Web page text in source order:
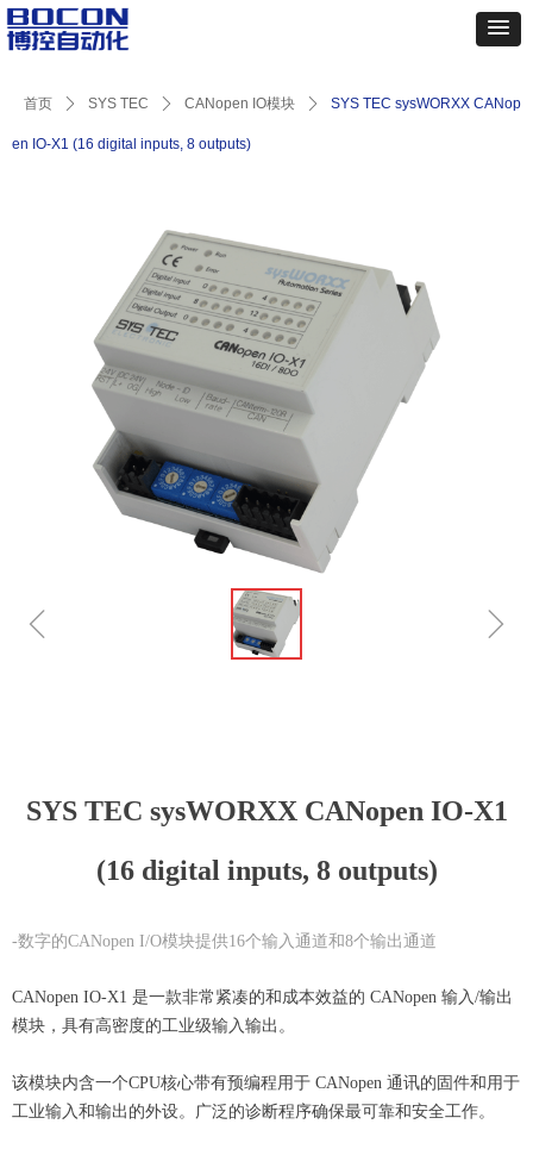
首页 ꄲ SYS TEC ꄲ CANopen IO模块 ꄲ SYS TEC sysWORXX CANop
en IO-X1 (16 digital inputs, 8 outputs)
SYS TEC sysWORXX CANopen IO-X1
(16 digital inputs, 8 outputs)
-数字的CANopen I/O模块提供16个输入通道和8个输出通道
CANopen IO-X1 是一款非常紧凑的和成本效益的 CANopen 输入/输出
模块，具有高密度的工业级输入输出。
该模块内含一个CPU核心带有预编程用于 CANopen 通讯的固件和用于
工业输入和输出的外设。广泛的诊断程序确保最可靠和安全工作。
ꁆ ꁇ